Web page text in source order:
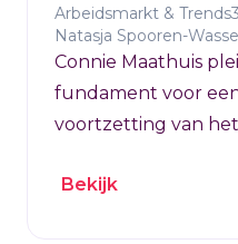
Arbeidsmarkt & Trends
Natasja Spooren-
Connie Maathuis
fundament voor
voortzetting van het
Bekijk